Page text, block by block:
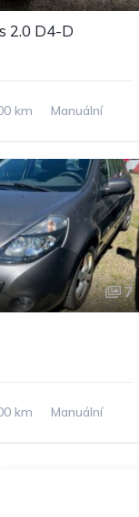
2.0 D4-D
km
Manuální
7
km
Manuální